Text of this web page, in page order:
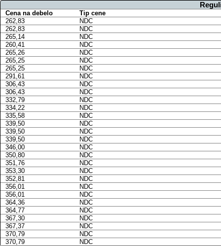
Cena na debelo
Tip cene
262,83
NDC
262,83
NDC
265,14
NDC
260,41
NDC
265,26
NDC
265,25
NDC
265,25
NDC
291,61
NDC
306,43
NDC
306,43
NDC
332,79
NDC
334,22
NDC
335,58
NDC
339,50
NDC
339,50
NDC
339,50
NDC
346,00
NDC
350,80
NDC
351,76
NDC
353,30
NDC
352,81
NDC
356,01
NDC
356,01
NDC
364,36
NDC
364,77
NDC
367,30
NDC
367,37
NDC
370,79
NDC
370,79
NDC